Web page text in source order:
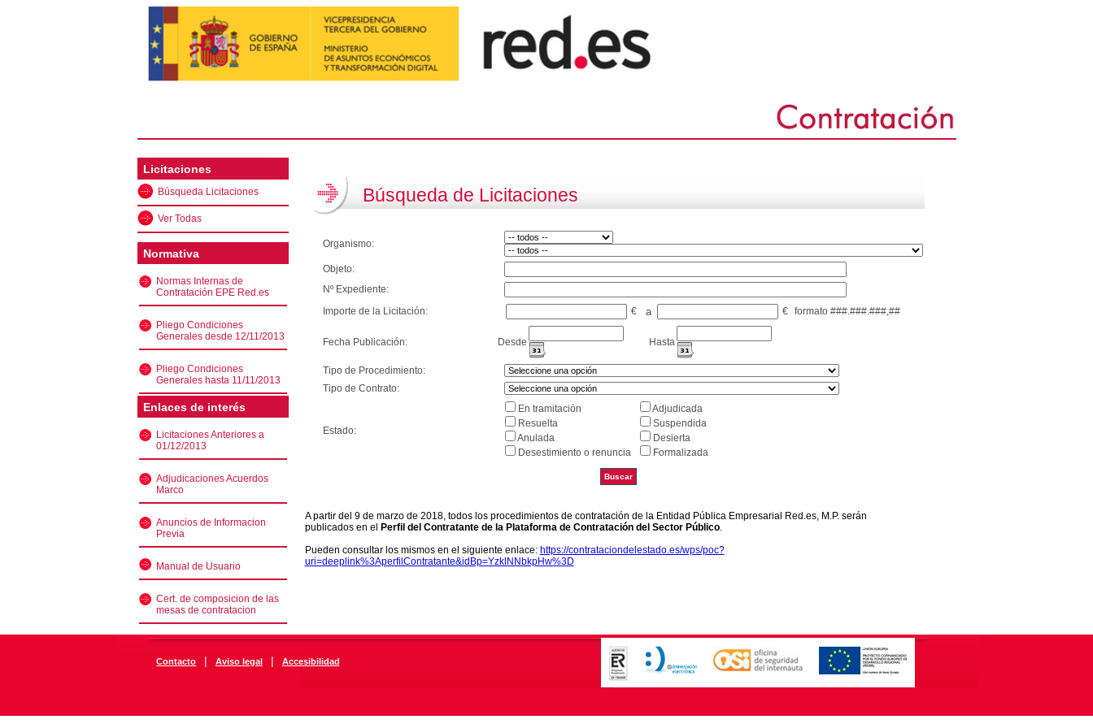
Licitaciones
Búsqueda Licitaciones
Ver Todas
Normativa
Normas Internas de
Contratación EPE Red.es
Pliego Condiciones
Generales desde 12/11/2013
Pliego Condiciones
Generales hasta 11/11/2013
Enlaces de interés
Licitaciones Anteriores a
01/12/2013
Adjudicaciones Acuerdos
Marco
Anuncios de Informacion
Previa
Manual de Usuario
Cert. de composicion de las
mesas de contratacion
Búsqueda de Licitaciones
Organismo:
Objeto:
Nº Expediente:
Importe de la Licitación:
€ a € formato ###.###.###,##
Fecha Publicación: Desde Hasta
Tipo de Procedimiento:
Tipo de Contrato:
Estado:
En tramitación
Adjudicada
Resuelta
Suspendida
Anulada
Desierta
Desestimiento o renuncia
Formalizada
A partir del 9 de marzo de 2018, todos los procedimientos de contratación de la Entidad Pública Empresarial Red.es, M.P. serán
publicados en el
Perfil del Contratante de la Plataforma de Contratación del Sector Público.
Pueden consultar los mismos en el siguiente enlace: https://contrataciondelestado.es/wps/poc?
uri=deeplink%3AperfilContratante&idBp=YzklNNbkpHw%3D
Contacto | Aviso legal | Accesibilidad